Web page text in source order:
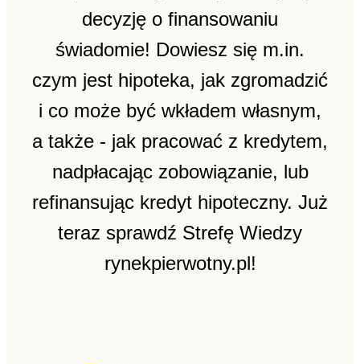
decyzję o finansowaniu
świadomie! Dowiesz się m.in.
czym jest hipoteka, jak zgromadzić
i co może być wkładem własnym,
a także - jak pracować z kredytem,
nadpłacając zobowiązanie, lub
refinansując kredyt hipoteczny. Już
teraz sprawdź Strefę Wiedzy
rynekpierwotny.pl!